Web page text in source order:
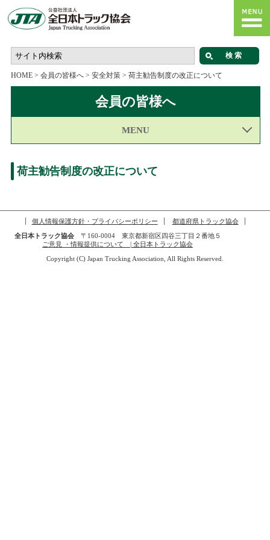
HOME> 会員の皆様へ> 安全対策> 荷主勧告制度の改正について
会員の皆様へ
MENU
荷主勧告制度の改正について
個人情報保護方針・プライバシーポリシー
都道府県トラック協会
全日本トラック協会〒160-0004 東京都新宿区四谷三丁目２番地５
ご意見 ・情報提供について | 全日本トラック協会
Copyright (C) Japan Trucking Association, All Rights Reserved.